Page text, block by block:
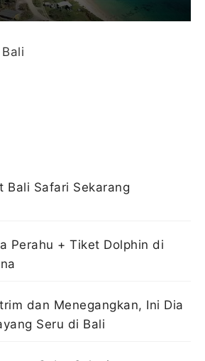
Bali Safari Sekarang
Perahu + Tiket Dolphin di
dan Menegangkan, Ini Dia
Seru di Bali